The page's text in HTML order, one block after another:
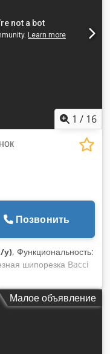
1 / 16
Позвонить
у), Функциональность:
шипорезка Bacci
об/мин: 6000
мм Глубина шипа:
0° – 15° Угол наклона
Малое объявление